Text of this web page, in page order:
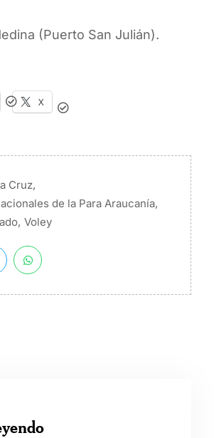
(Puerto San Julián).
X
Cruz,
de la Para Araucanía,
, Voley